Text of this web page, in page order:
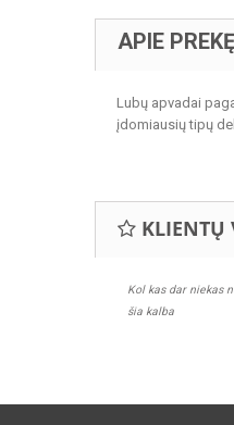
APIE PREKĘ
Lubų apvadai
įdomiausių tipų
KLIENTŲ
Kol kas dar niekas
šia kalba